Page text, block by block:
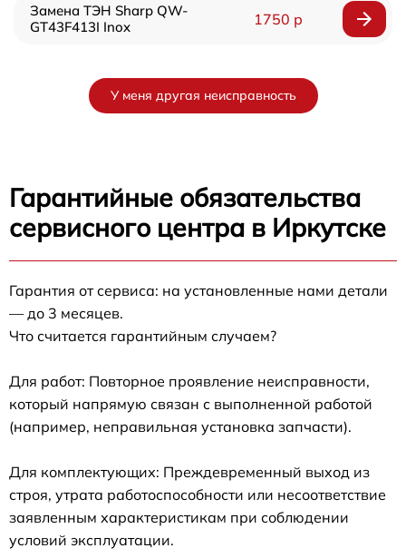
Замена ТЭН Sharp QW-
GT43F413I Inox
1750 р
У меня другая неисправность
Гарантийные обязательства
сервисного центра в Иркутске
Гарантия от сервиса: на установленные нами детали
— до 3 месяцев.
Что считается гарантийным случаем?
Для работ: Повторное проявление неисправности,
который напрямую связан с выполненной работой
(например, неправильная установка запчасти).
Для комплектующих: Преждевременный выход из
строя, утрата работоспособности или несоответствие
заявленным характеристикам при соблюдении
условий эксплуатации.